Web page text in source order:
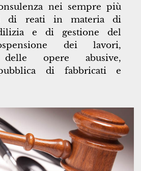
nei sempre più
di reati in materia di
e di gestione del
dei lavori,
delle opere abusive,
di fabbricati e